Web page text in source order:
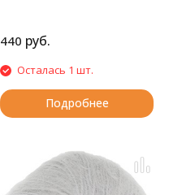
440 руб.
Осталась 1 шт.
Подробнее